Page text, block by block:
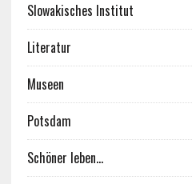
Slowakisches Institut
Literatur
Museen
Potsdam
Schöner leben…